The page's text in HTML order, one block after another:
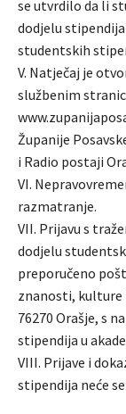
se utvrdilo da li
dodjelu
studentskih
V. Natječaj je
službenim
Županije
i Radio postaji
VI.
razmatranje.
VII. Prijavu s
dodjelu
preporučeno
znanosti, kulture
76270 Orašje, s
stipendija u
VIII. Prijave i
stipendija neće